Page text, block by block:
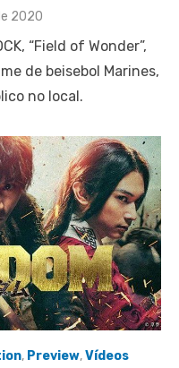
2020
“Field of Wonder”,
de beisebol Marines,
no local.
, Preview,Vídeos